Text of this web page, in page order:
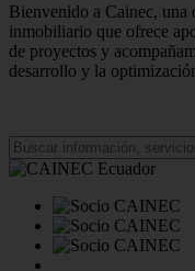
Bienvenido a Cainec, una
inmobiliario que ofrece
de proyectos y
desarrollo y la